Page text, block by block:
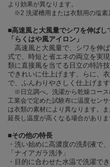
より効果が異なります。
※2 洗濯槽用または衣類用の塩素
■高速風と大風量でシワを伸ば
「らくはや風アイロン」
高速風と大風量で、シワを伸
式で、時短と省エネの両立を実
類に直接風を当てる日立の特許
できれいに仕上げます。らに、
で、ふんわりやさしく仕上げます
※日立調べ。洗濯から乾燥コース
工業会で定めた試験布に温度セン
は衣類の素材により異なります。
延長し温度が高くなる場合がありま
■その他の特長
・洗い始めに高濃度の洗剤液で
「ナイアガラ洗浄」
・目的に合わせた水温で洗濯で